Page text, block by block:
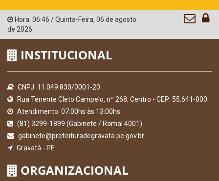
Hora: 06:46 /Quinta-Feira, 06 de agosto
de 2026
INSTITUCIONAL
CNPJ: 11.049.830/0001-20
Rua Tenente Cleto Campelo, nº 268, Centro - CEP: 55.641-000
Atendimento: 07:00hs às 13:00hs
(81) 3299-1899 (Gabinete / Ramal 4001)
gabinete@prefeituradegravata.pe.gov.br
Gravatá - PE
ORGANIZACIONAL